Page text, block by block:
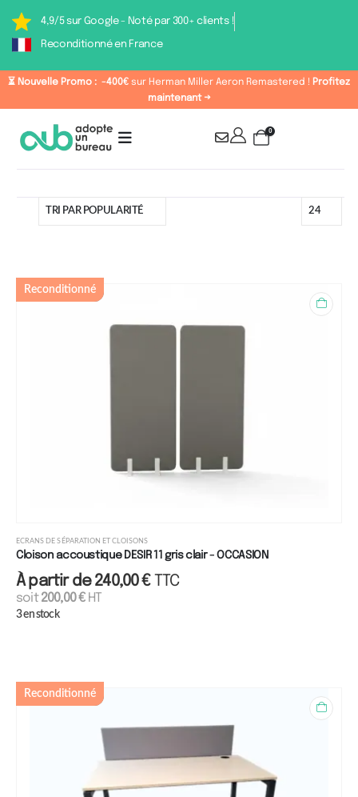
4,9/5 sur Google - Noté par 300+ clients !
Reconditionné en France
⏳ Nouvelle Promo : -400€ sur Herman Miller Aeron Remastered ! Profitez
maintenant →
0
Catégorie : Ecrans de
séparation et Cloisons
Reconditionné
ECRANS DE SÉPARATION ET CLOISONS
Cloison accoustique DESIR 11 gris clair - OCCASION
À partir de240,00€ TTC
soit200,00€HT
3 en stock
Reconditionné